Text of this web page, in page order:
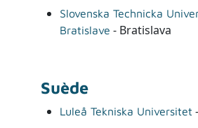
Slovenska Technicka
Bratislave - Bratislava
Suède
Luleå Tekniska Universitet